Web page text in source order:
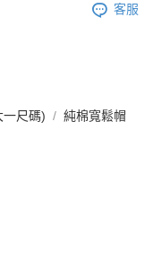
客服
一尺碼)
純棉寬鬆帽